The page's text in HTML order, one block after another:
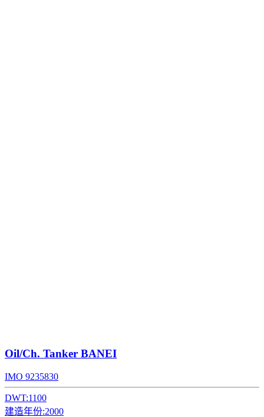
Oil/Ch. Tanker BANEI
IMO 9235830
DWT:1100
建造年份:2000